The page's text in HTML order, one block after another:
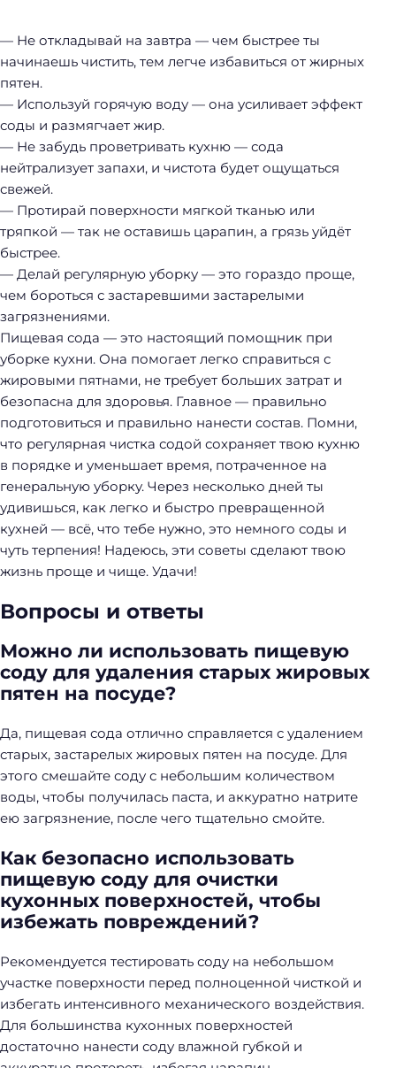
— Не откладывай на завтра — чем быстрее ты
начинаешь чистить, тем легче избавиться от жирных
пятен.
— Используй горячую воду — она усиливает эффект
соды и размягчает жир.
— Не забудь проветривать кухню — сода
нейтрализует запахи, и чистота будет ощущаться
свежей.
— Протирай поверхности мягкой тканью или
тряпкой — так не оставишь царапин, а грязь уйдёт
быстрее.
— Делай регулярную уборку — это гораздо проще,
чем бороться с застаревшими застарелыми
загрязнениями.
Пищевая сода — это настоящий помощник при
уборке кухни. Она помогает легко справиться с
жировыми пятнами, не требует больших затрат и
безопасна для здоровья. Главное — правильно
подготовиться и правильно нанести состав. Помни,
что регулярная чистка содой сохраняет твою кухню
в порядке и уменьшает время, потраченное на
генеральную уборку. Через несколько дней ты
удивишься, как легко и быстро превращенной
кухней — всё, что тебе нужно, это немного соды и
чуть терпения! Надеюсь, эти советы сделают твою
жизнь проще и чище. Удачи!
Вопросы и ответы
Можно ли использовать пищевую
соду для удаления старых жировых
пятен на посуде?
Да, пищевая сода отлично справляется с удалением
старых, застарелых жировых пятен на посуде. Для
этого смешайте соду с небольшим количеством
воды, чтобы получилась паста, и аккуратно натрите
ею загрязнение, после чего тщательно смойте.
Как безопасно использовать
пищевую соду для очистки
кухонных поверхностей, чтобы
избежать повреждений?
Рекомендуется тестировать соду на небольшом
участке поверхности перед полноценной чисткой и
избегать интенсивного механического воздействия.
Для большинства кухонных поверхностей
достаточно нанести соду влажной губкой и